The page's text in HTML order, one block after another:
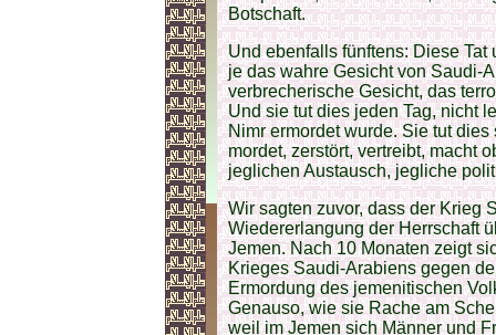
Botschaft.
Und ebenfalls fünftens: Diese
je das wahre Gesicht von Saudi-
verbrecherische Gesicht, das
Und sie tut dies jeden Tag, nicht
Nimr ermordet wurde. Sie tut
mordet, zerstört, vertreibt, macht
jeglichen Austausch, jegliche
Wir sagten zuvor, dass der Krieg
Wiedererlangung der Herrschaft
Jemen. Nach 10 Monaten zeigt
Krieges Saudi-Arabiens gegen
Ermordung des jemenitischen
Genauso, wie sie Rache am
weil im Jemen sich Männer und